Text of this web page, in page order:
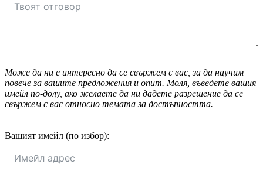
Може да ни е интересно да се свържем с вас, за да научим
повече за вашите предложения и опит. Моля, въведете вашия
имейл по-долу, ако желаете да ни дадете разрешение да се
свържем с вас относно темата за достъпността.
Вашият имейл (по избор):